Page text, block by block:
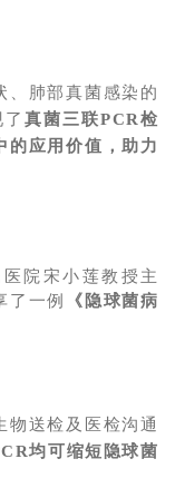
、肺部真菌感染的
了真菌三联PCR检
的应用价值，助力
院宋小莲教授主
了一例
《隐球菌病
物送检及医检沟通
均可缩短隐球菌